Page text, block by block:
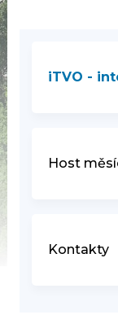
iTVO -
Host
Kontakty